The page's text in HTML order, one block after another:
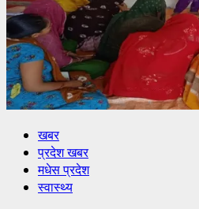
खबर
प्रदेश खबर
मधेस प्रदेश
स्वास्थ्य